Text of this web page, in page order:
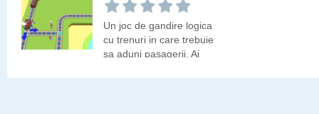
Un joc de gandire logica
cu trenuri in care trebuie
sa aduni pasagerii. Ai